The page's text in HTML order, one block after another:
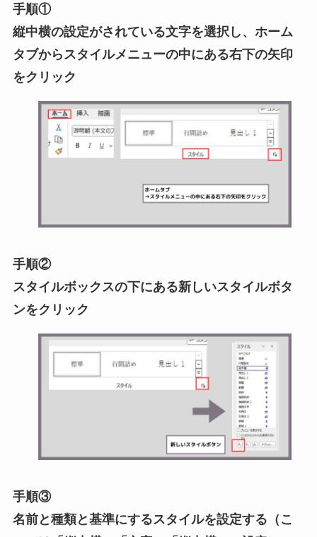
手順①
縦中横の設定がされている文字を選択し、ホーム
タブからスタイルメニューの中にある右下の矢印
をクリック
手順②
スタイルボックスの下にある新しいスタイルボタ
ンをクリック
手順③
名前と種類と基準にするスタイルを設定する（こ